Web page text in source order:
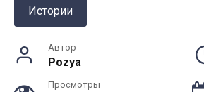
Истории
Автор
Pozya
Просмотры